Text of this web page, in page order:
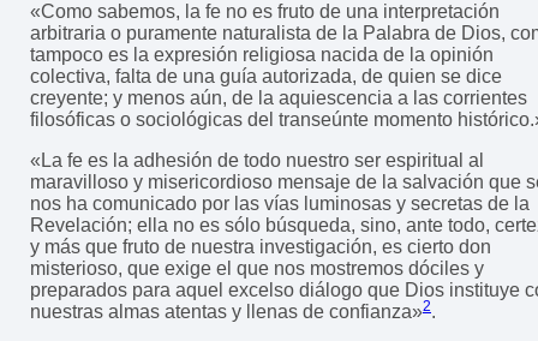
«Como sabemos, la fe no es fruto de una interpretación
arbitraria o puramente naturalista de la Palabra de Dios,
tampoco es la expresión religiosa nacida de la opinión
colectiva, falta de una guía autorizada, de quien se dice
creyente; y menos aún, de la aquiescencia a las corrientes
filosóficas o sociológicas del transeúnte momento
«La fe es la adhesión de todo nuestro ser espiritual al
maravilloso y misericordioso mensaje de la salvación que
nos ha comunicado por las vías luminosas y secretas de la
Revelación; ella no es sólo búsqueda, sino, ante todo,
y más que fruto de nuestra investigación, es cierto don
misterioso, que exige el que nos mostremos dóciles y
preparados para aquel excelso diálogo que Dios instituye
nuestras almas atentas y llenas de confianza»2.